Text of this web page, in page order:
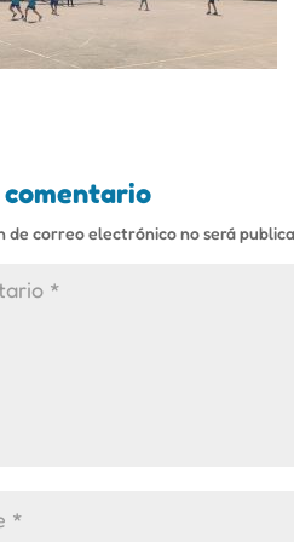
de correo electrónico no será